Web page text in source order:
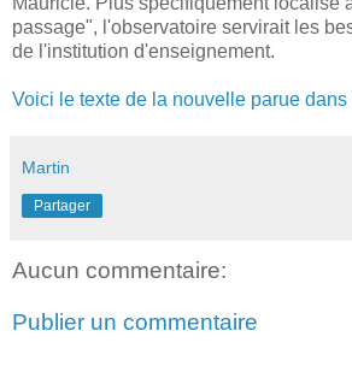
passage", l'observatoire servirait les
de l'institution d'enseignement.
Voici le texte de la nouvelle parue
Martin
Partager
Aucun commentaire:
Publier un commentaire